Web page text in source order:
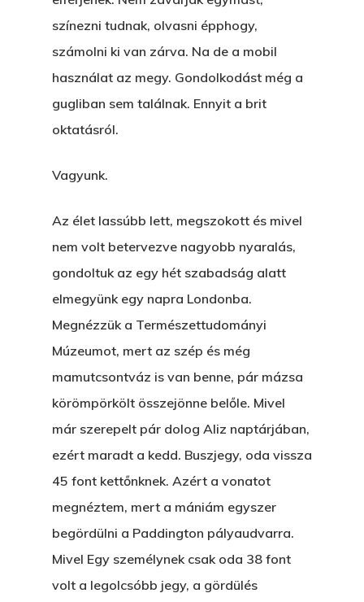
színezni tudnak, olvasni épphogy,
számolni ki van zárva. Na de a mobil
használat az megy. Gondolkodást még a
gugliban sem találnak. Ennyit a brit
oktatásról.
Vagyunk.
Az élet lassúbb lett, megszokott és mivel
nem volt betervezve nagyobb nyaralás,
gondoltuk az egy hét szabadság alatt
elmegyünk egy napra Londonba.
Megnézzük a Természettudományi
Múzeumot, mert az szép és még
mamutcsontváz is van benne, pár mázsa
körömpörkölt összejönne belőle. Mivel
már szerepelt pár dolog Aliz naptárjában,
ezért maradt a kedd. Buszjegy, oda vissza
45 font kettőnknek. Azért a vonatot
megnéztem, mert a mániám egyszer
begördülni a Paddington pályaudvarra.
Mivel Egy személynek csak oda 38 font
volt a legolcsóbb jegy, a gördülés